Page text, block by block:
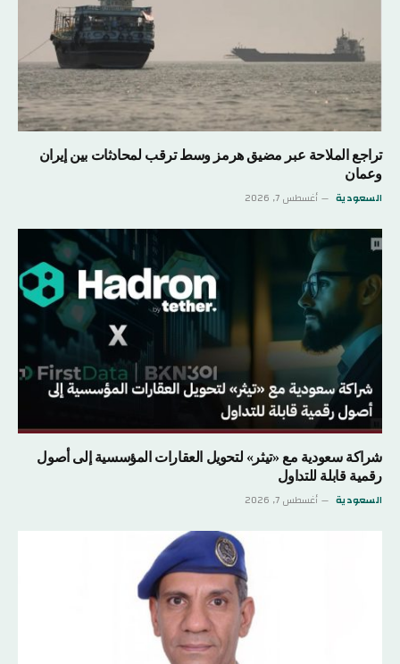
تراجع الملاحة عبر مضيق هرمز وسط ترقب لمحادثات بين إيران
وعمان
السعودية أغسطس 7, 2026
شراكة سعودية مع «تيثر» لتحويل العقارات المؤسسية إلى أصول
رقمية قابلة للتداول
السعودية أغسطس 7, 2026